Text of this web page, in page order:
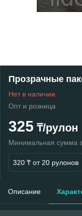
Прозрачные
Нет в наличии
Опт и розница
325 ₸/рулон
Минимальная сумма
320 ₸ от 20 рулонов
Описание